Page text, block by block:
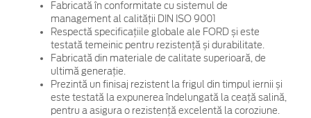
Fabricată în conformitate cu sistemul de
management al calității DIN ISO 9001
Respectă specificațiile globale ale FORD și este
testată temeinic pentru rezistență și durabilitate.
Fabricată din materiale de calitate superioară, de
ultimă generație.
Prezintă un finisaj rezistent la frigul din timpul iernii și
este testată la expunerea îndelungată la ceață salină,
pentru a asigura o rezistență excelentă la coroziune.